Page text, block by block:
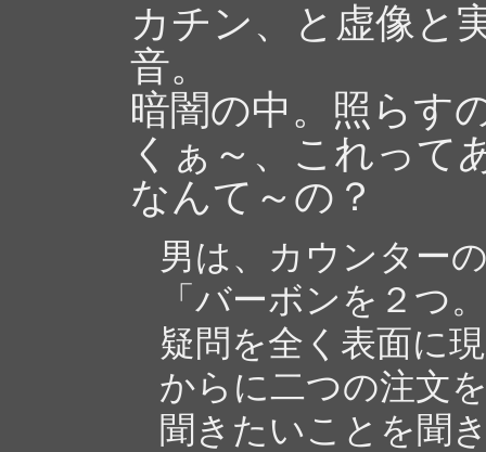
カチン、と虚像と
音。
暗闇の中。照らす
くぁ～、これって
なんて～の？
男は、カウンター
「バーボンを２つ
疑問を全く表面に
からに二つの注文
聞きたいことを聞